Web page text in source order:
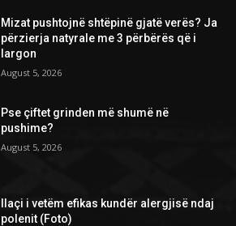
Mizat pushtojnë shtëpinë gjatë verës? Ja
përzierja natyrale me 3 përbërës që i
largon
August 5, 2026
Pse çiftet grinden më shumë në
pushime?
August 5, 2026
Ilaçi i vetëm efikas kundër alergjisë ndaj
polenit (Foto)